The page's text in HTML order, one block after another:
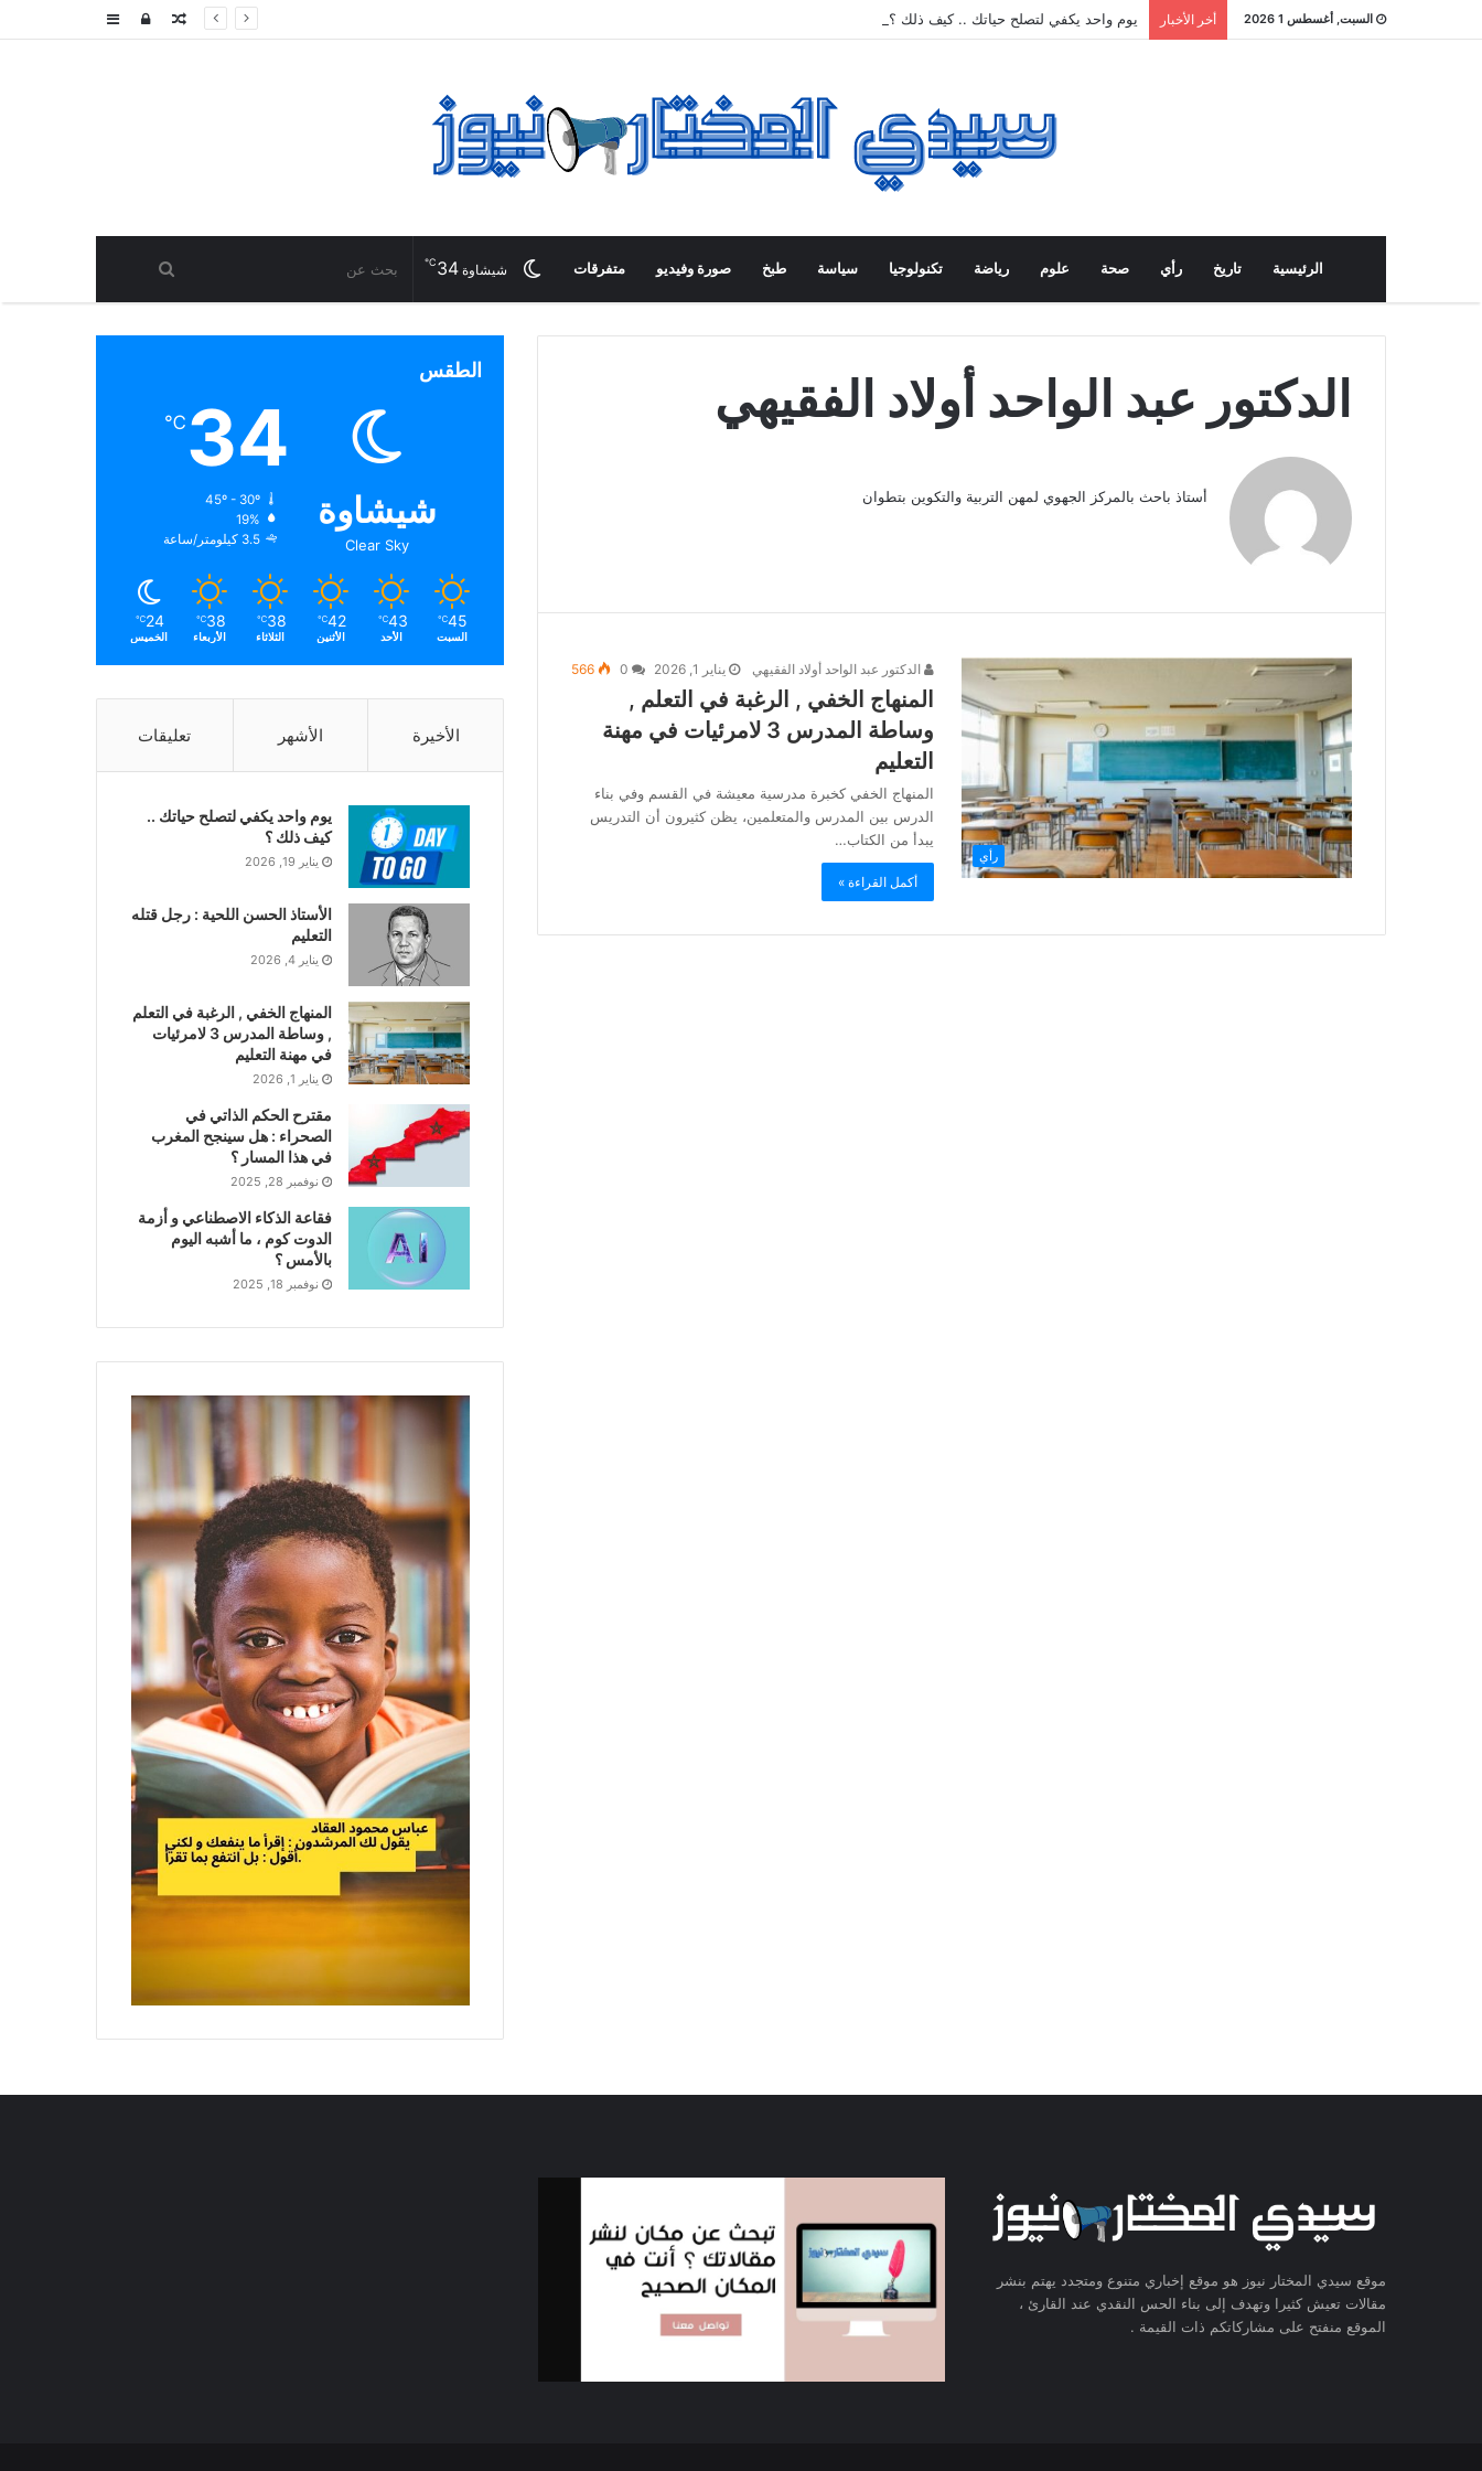
السبت, أغسطس 1 2026 أخر الأخبار يوم واحد يكفي لتصلح حياتك .. كيف ذلك ؟ إضافةتسجيلمقال
الرئيسية تاريخ رأي صحة علوم رياضة تكنولوجيا سياسة طبخ صورة وفيديو متفرقات شيشاوة 34
℃
الدكتور عبد الواحد أولاد الفقيهي
أستاذ باحث بالمركز الجهوي لمهن التربية والتكوين بتطوان
رأي
الدكتور عبد الواحد أولاد الفقيهي يناير 1, 2026 566
المنهاج الخفي , الرغبة في التعلم ,
وساطة المدرس 3 لامرئيات في مهنة
التعليم
المنهاج الخفي كخبرة مدرسية معيشة في القسم وفي بناء
الدرس بين المدرس والمتعلمين، يظن كثيرون أن التدريس
يبدأ من الكتاب…
أكمل القراءة »
الطقس
شيشاوة
Clear Sky
34
℃
45º - 30º
الرطوبة:
الرياح:3.5 كيلومتر/ساعة
45
℃
السبت
43
℃
الأحد
42
℃
الأثنين
38
℃
الثلاثاء
38
℃
الأربعاء
24
℃
الخميس
الأخيرة الأشهر تعليقات
يوم واحد يكفي لتصلح حياتك ..
كيف ذلك ؟
يناير 19, 2026
الأستاذ الحسن اللحية : رجل قتله
التعليم
يناير 4, 2026
المنهاج الخفي , الرغبة في التعلم
, وساطة المدرس 3 لامرئيات
في مهنة التعليم
يناير 1, 2026
مقترح الحكم الذاتي في
الصحراء : هل سينجح المغرب
في هذا المسار ؟
نوفمبر 28, 2025
فقاعة الذكاء الاصطناعي و أزمة
الدوت كوم ، ما أشبه اليوم
بالأمس ؟
نوفمبر 18, 2025
موقع سيدي المختار نيوز هو موقع إخباري متنوع ومتجدد يهتم بنشر
مقالات تعيش كثيرا وتهدف إلى بناء الحس النقدي عند القارئ ،
الموقع منفتح على مشاركاتكم ذات القيمة .